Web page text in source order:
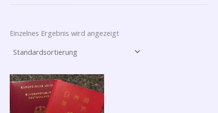
Einzelnes Ergebnis wird angezeigt